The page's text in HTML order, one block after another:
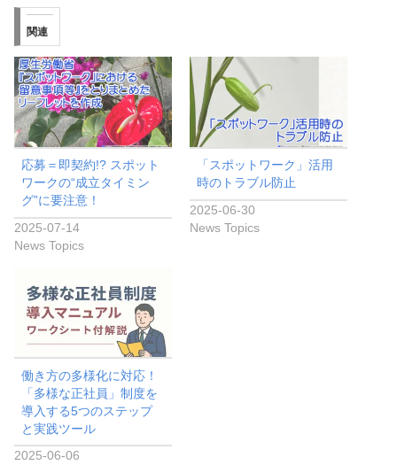
c
e
b
o
o
k
関連
応募＝即契約!? スポット
ワークの“成立タイミン
グ”に要注意！
2025-07-14
News Topics
「スポットワーク」活用
時のトラブル防止
2025-06-30
News Topics
働き方の多様化に対応！
「多様な正社員」制度を
導入する5つのステップ
と実践ツール
2025-06-06